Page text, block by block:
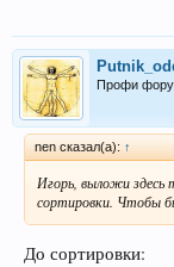
Профи
nen сказал(а): ↑
Игорь, выложи здесь
сортировки. Чтобы
До сортировки: